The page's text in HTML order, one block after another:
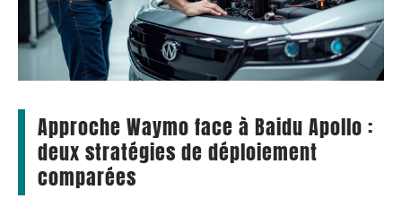
Approche Waymo face à Baidu Apollo :
deux stratégies de déploiement
comparées